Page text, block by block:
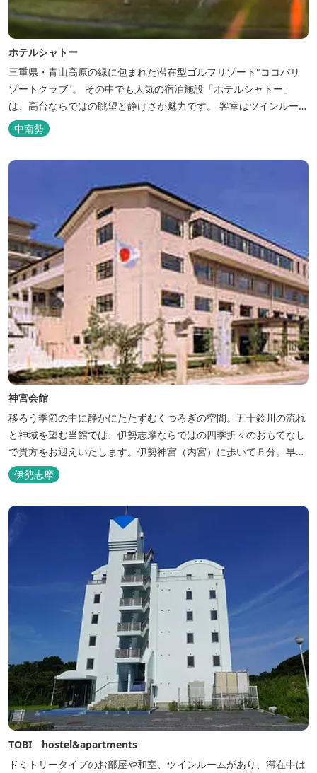
ホテルシャトー
三重県・青山高原の緑に包まれた滞在型ゴルフリゾート"ココパリ
ゾートクラブ"。 その中でも人気の宿泊施設「ホテルシャトー」
は、高台ならではの眺望と静けさが魅力です。 客室はツインルーム
から4〜6名で泊まれる和洋室まで幅広く、旅のスタイルに合わせて
選べます。 天然温泉の大浴場・露天風呂、ロウリュ式サウナで体を
整えた後は、和食や焼肉など、気分で選べる夕食をゆったりと。 翌
中南勢
神宮会館
移ろう季節の中に静かにたたずむくつろぎの空間。五十鈴川の流れ
と神域を望む当館では、伊勢志摩ならではの四季折々のおもてなし
で貴方をお迎えいたします。伊勢神宮（内宮）に歩いて５分。早朝
参拝を体験できます。
伊勢志摩
TOBI hostel&apartments
ドミトリータイプのお部屋や和室、ツインルームがあり、滞在中は